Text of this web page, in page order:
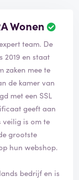
Wonen
team. De
2019 en staat
zaken mee te
de kamer van
met een SSL
geeft aan
veilig is om te
grootste
hun webshop.
bedrijf en is